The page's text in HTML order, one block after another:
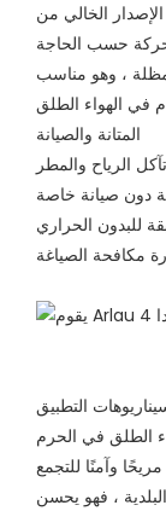
الخالي من
، وهو مناسب
المتانة والصيانة
الرياح والمطر
للبدون الحراري
التطبيق
الطلق في الحرم
، فهو يحسن